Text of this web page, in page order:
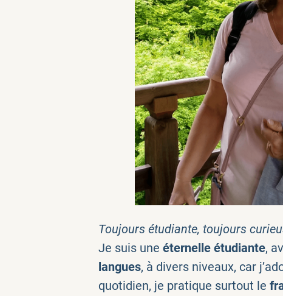
Toujours étudiante, toujours
Je suis une éternelle étudiante,
langues, à divers niveaux, car
quotidien, je pratique surtout le